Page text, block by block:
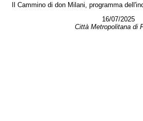
Il Cammino di don Milani, programma
16/07/2025
Città Metropolitana di